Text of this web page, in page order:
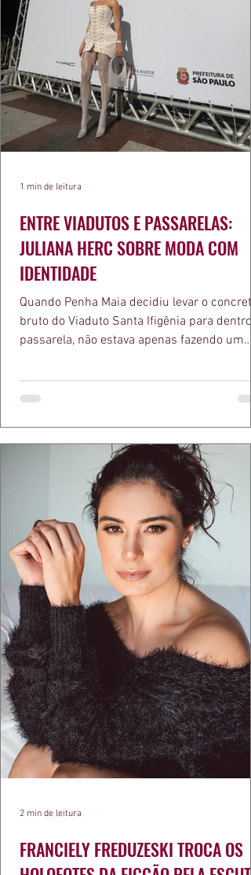
ENTRE VIADUTOS E PASSARELAS:
JULIANA HERC SOBRE MODA COM
IDENTIDADE
Quando Penha Maia decidiu levar o concreto
bruto do Viaduto Santa Ifigênia para dentro
passarela, não estava apenas fazendo um
a apresentadora e influenciadora Juliana
defende há tempos, o de que moda
estruturas geométricas, volumes
aquele concreto aparente típico da
arquitetura paulistana em peças de vestir,
1 min de leitura
FRANCIELY FREDUZESKI TROCA OS
2 min de leitura